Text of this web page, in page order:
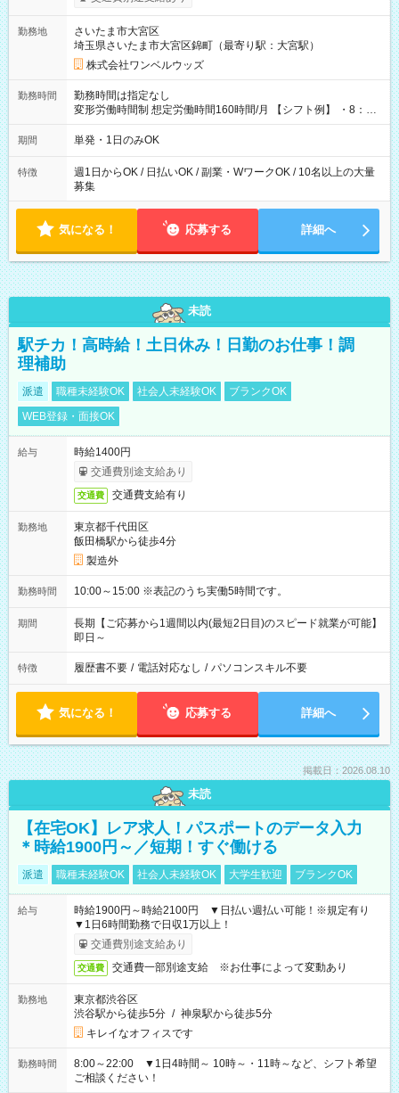
ンビニATMから 日払い分を引き落とせます！ 【試用期間】試
勤務地
さいたま市大宮区
埼玉県さいたま市大宮区錦町（最寄り駅：大宮駅）
株式会社ワンベルウッズ
勤務時間
勤務時間は指定なし
変形労働時間制 想定労働時間160時間/月 【シフト例】 ・8：00
～21：00
期間 単発・1日のみOK
特徴
週1日からOK / 日払いOK / 副業・WワークOK / 10名以上の大量
募集
気になる！ 応募する 詳細へ
未読
駅チカ！高時給！土日休み！日勤のお仕事！調
理補助
派遣 職種未経験OK 社会人未経験OK
ブランクOK
WEB登録・面接OK
給与
時給1400円
交通費別途支給あり
交通費 交通費支給有り
勤務地
東京都千代田区
飯田橋駅から徒歩4分
製造外
勤務時間 10:00～15:00 ※表記のうち実働5時間です。
期間
長期【ご応募から1週間以内(最短2日目)のスピード就業が可能】
即日～
特徴 履歴書不要 / 電話対応なし / パソコンスキル不要
気になる！ 応募する 詳細へ
掲載日：2026.08.10
未読
【在宅OK】レア求人！パスポートのデータ入力
＊時給1900円～／短期！すぐ働ける
派遣 職種未経験OK 社会人未経験OK 大学生歓迎 ブランクOK
給与
時給1900円～時給2100円 ▼日払い週払い可能！※規定有り
▼1日6時間勤務で日収1万以上！
交通費別途支給あり
交通費 交通費一部別途支給 ※お仕事によって変動あり
勤務地
東京都渋谷区
渋谷駅から徒歩5分 / 神泉駅から徒歩5分
キレイなオフィスです
勤務時間
8:00～22:00 ▼1日4時間～ 10時～・11時～など、シフト希望
ご相談ください！